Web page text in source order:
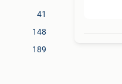
41
148
189